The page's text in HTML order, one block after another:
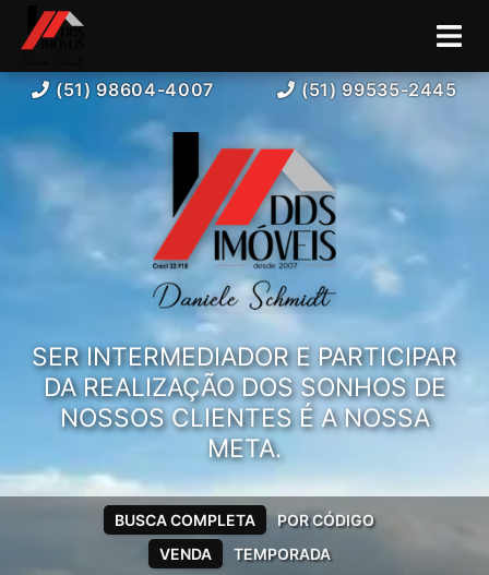
(51) 98604-4007 (51) 99535-2445
SER INTERMEDIADOR E PARTICIPAR
DA REALIZAÇÃO DOS SONHOS DE
NOSSOS CLIENTES É A NOSSA
META.
VENDA TEMPORADA
BUSCA COMPLETA POR CÓDIGO